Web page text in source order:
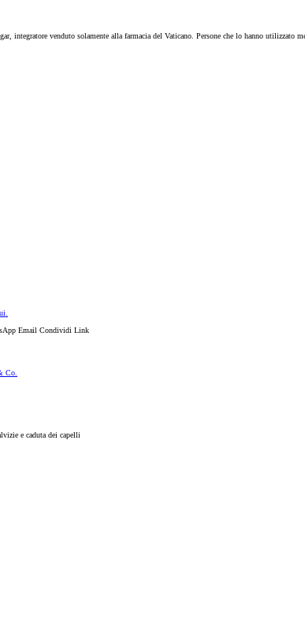
integratore venduto solamente alla farmacia del Vaticano. Persone che lo hanno utilizzato
Email Condividi Link
Co.
e caduta dei capelli